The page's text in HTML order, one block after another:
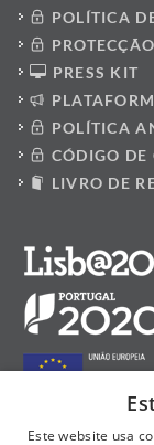
POLÍTICA
PRESS KIT
POLÍTICA
CÓDIGO DE
LIVRO DE
Este website usa